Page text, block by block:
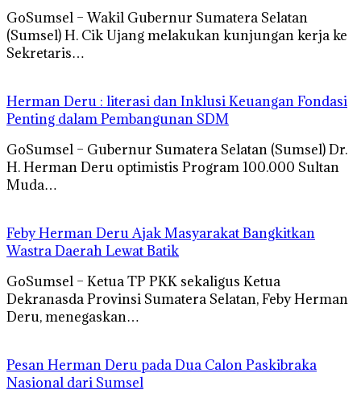
GoSumsel – Wakil Gubernur Sumatera Selatan
(Sumsel) H. Cik Ujang melakukan kunjungan kerja ke
Sekretaris…
Herman Deru : literasi dan Inklusi Keuangan Fondasi
Penting dalam Pembangunan SDM
GoSumsel – Gubernur Sumatera Selatan (Sumsel) Dr.
H. Herman Deru optimistis Program 100.000 Sultan
Muda…
Feby Herman Deru Ajak Masyarakat Bangkitkan
Wastra Daerah Lewat Batik
GoSumsel – Ketua TP PKK sekaligus Ketua
Dekranasda Provinsi Sumatera Selatan, Feby Herman
Deru, menegaskan…
Pesan Herman Deru pada Dua Calon Paskibraka
Nasional dari Sumsel